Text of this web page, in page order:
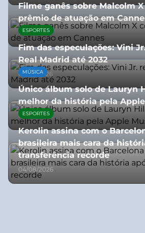
Filme ganês sobre Malcolm
prêmio de atuação em
13/07/2026
ESPORTES
Fim das especulações: Vini
Real Madrid até 2032
06/08/2026
MÚSICA
Único álbum solo de Lauryn
melhor da história pela
06/08/2026
ESPORTES
Kerolin assina com o
brasileira mais cara da
transferência recorde
04/08/2026